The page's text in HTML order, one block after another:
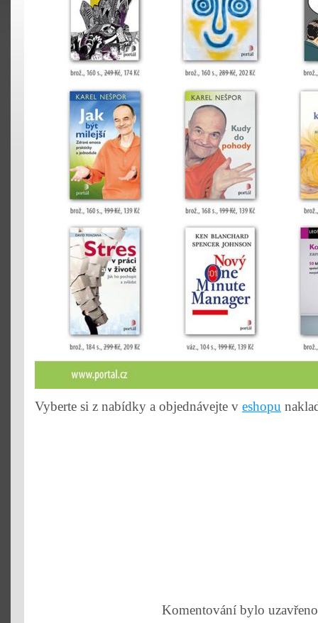
Vyberte si z nabídky a objednávejte v eshopu
Komentování bylo